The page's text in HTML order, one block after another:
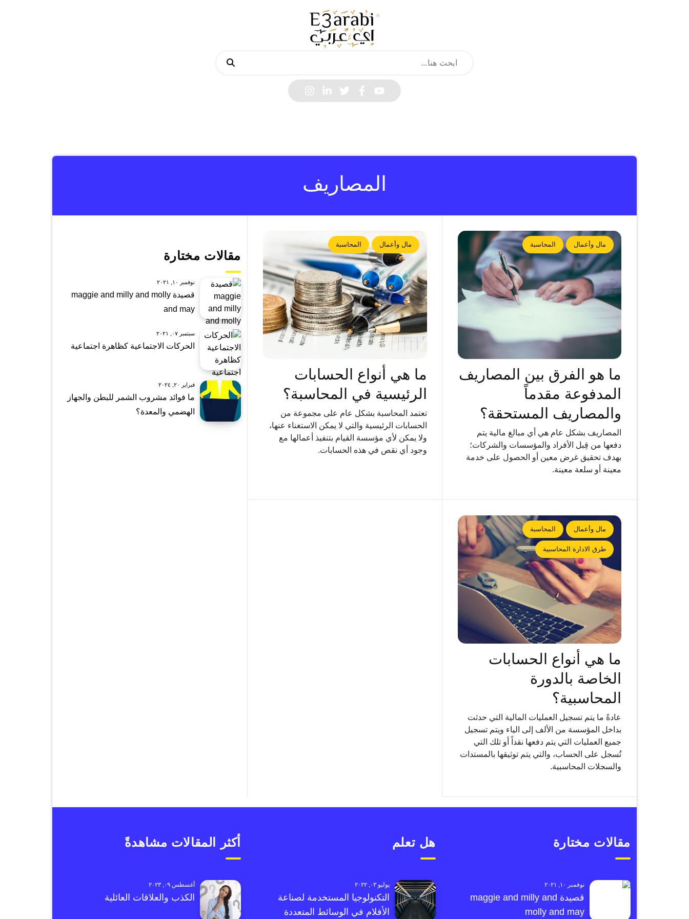
المصاريف
مال وأعمال المحاسبة
ما هو الفرق بين المصاريف
المدفوعة مقدماً
والمصاريف المستحقة؟
المصاريف بشكل عام هي أي مبالغ مالية يتم
دفعها من قِبل الأفراد والمؤسسات والشركات؛
بهدف تحقيق غرض معين أو الحصول على خدمة
معينة أو سلعة معينة.
مال وأعمال المحاسبة
ما هي أنواع الحسابات
الرئيسية في المحاسبة؟
تعتمد المحاسبة بشكل عام على مجموعة من
الحسابات الرئيسية والتي لا يمكن الاستغناء عنها،
ولا يمكن لأي مؤسسة القيام بتنفيذ أعمالها مع
وجود أي نقص في هذه الحسابات.
مال وأعمال المحاسبة
طرق الادارة المحاسبية
ما هي أنواع الحسابات
الخاصة بالدورة
المحاسبية؟
عادةً ما يتم تسجيل العمليات المالية التي حدثت
بداخل المؤسسة من الألف إلى الياء ويتم تسجيل
جميع العمليات التي يتم دفعها نقداً أو تلك التي
تُسجل على الحساب، والتي يتم توثيقها بالمستدات
والسجلات المحاسبية.
مقالات مختارة
نوفمبر ١٠, ٢٠٢١
قصيدة maggie and milly and molly
and may
سبتمبر ٠٧, ٢٠٢١
الحركات الاجتماعية كظاهرة اجتماعية
فبراير ٢٠, ٢٠٢٤
ما فوائد مشروب الشمر للبطن والجهاز
الهضمي والمعدة؟
مقالات مختارة
نوفمبر ١٠, ٢٠٢١
قصيدة maggie and milly and
molly and may
هل تعلم
يوليو ٠٣, ٢٠٢٢
التكنولوجيا المستخدمة لصناعة
الأفلام في الوسائط المتعددة
أكثر المقالات مشاهدةً
أغسطس ٠٩, ٢٠٢٣
الكذب والعلاقات العائلية